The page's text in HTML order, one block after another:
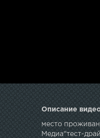
Описание
место
Медиа"тест-